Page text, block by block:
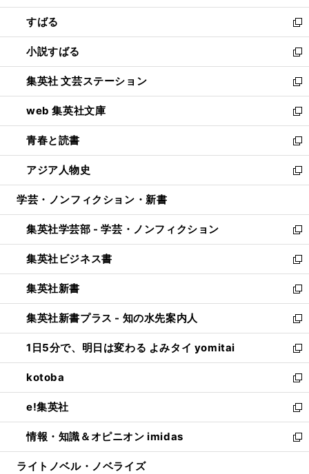
開
く
ウ
で
開
く
ン
ド
ウ
で
開
く
すばる
新
し
い
ウ
ィ
ン
ド
ウ
で
開
く
小説すばる
新
し
い
ウ
ィ
ン
ド
ウ
で
開
集英社 文芸ステーション
新
し
い
ウ
ィ
ン
ド
ウ
開
く
web 集英社文庫
新
し
い
ウ
ィ
ン
ウ
で
開
く
青春と読書
新
し
い
ウ
ン
ド
ウ
で
開
く
アジア人物史
新
し
ウ
ィ
ン
ド
ウ
で
開
く
学芸・ノンフィクション・新書
集英社学芸部 - 学芸・ノンフィクション
新
し
い
ウ
ィ
ン
ド
ウ
で
開
く
集英社ビジネス書
新
し
い
ウ
ィ
ン
ド
ウ
で
開
く
集英社新書
新
し
い
ウ
ィ
ン
ド
ウ
で
開
く
集英社新書プラス - 知の水先案内人
新
し
い
ウ
ィ
ン
ド
ウ
で
開
1日5分で、明日は変わる よみタイ yomitai
新
し
い
ウ
ィ
ン
ド
ウ
kotoba
新
し
い
ウ
ィ
ン
e!集英社
新
し
い
ウ
情報・知識＆オピニオン imidas
新
し
ライトノベル・ノベライズ